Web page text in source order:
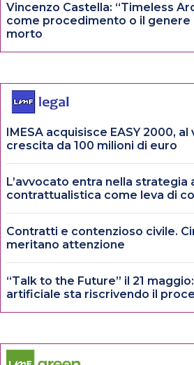
Vincenzo Castella: “Timeless
come procedimento o il
morto
IMESA acquisisce EASY 2000,
crescita da 100 milioni di euro
L’avvocato entra nella strategia
contrattualistica come leva di
Contratti e contenzioso civile.
meritano attenzione
“Talk to the Future” il 21
artificiale sta riscrivendo il